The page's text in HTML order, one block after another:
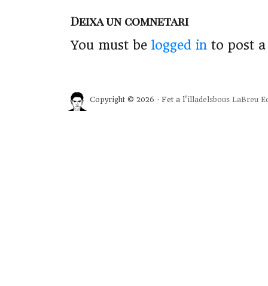
Deixa un comnetari
You must be logged in to post
Copyright © 2026 · Fet a l'illadelsbous LaBreu